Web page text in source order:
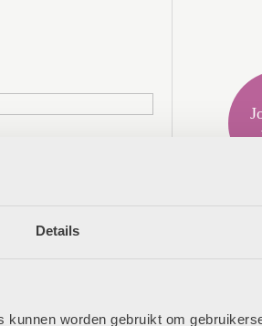
Details
worden gebruikt om
van je
je met hen
thema’s
Open de ruime
het